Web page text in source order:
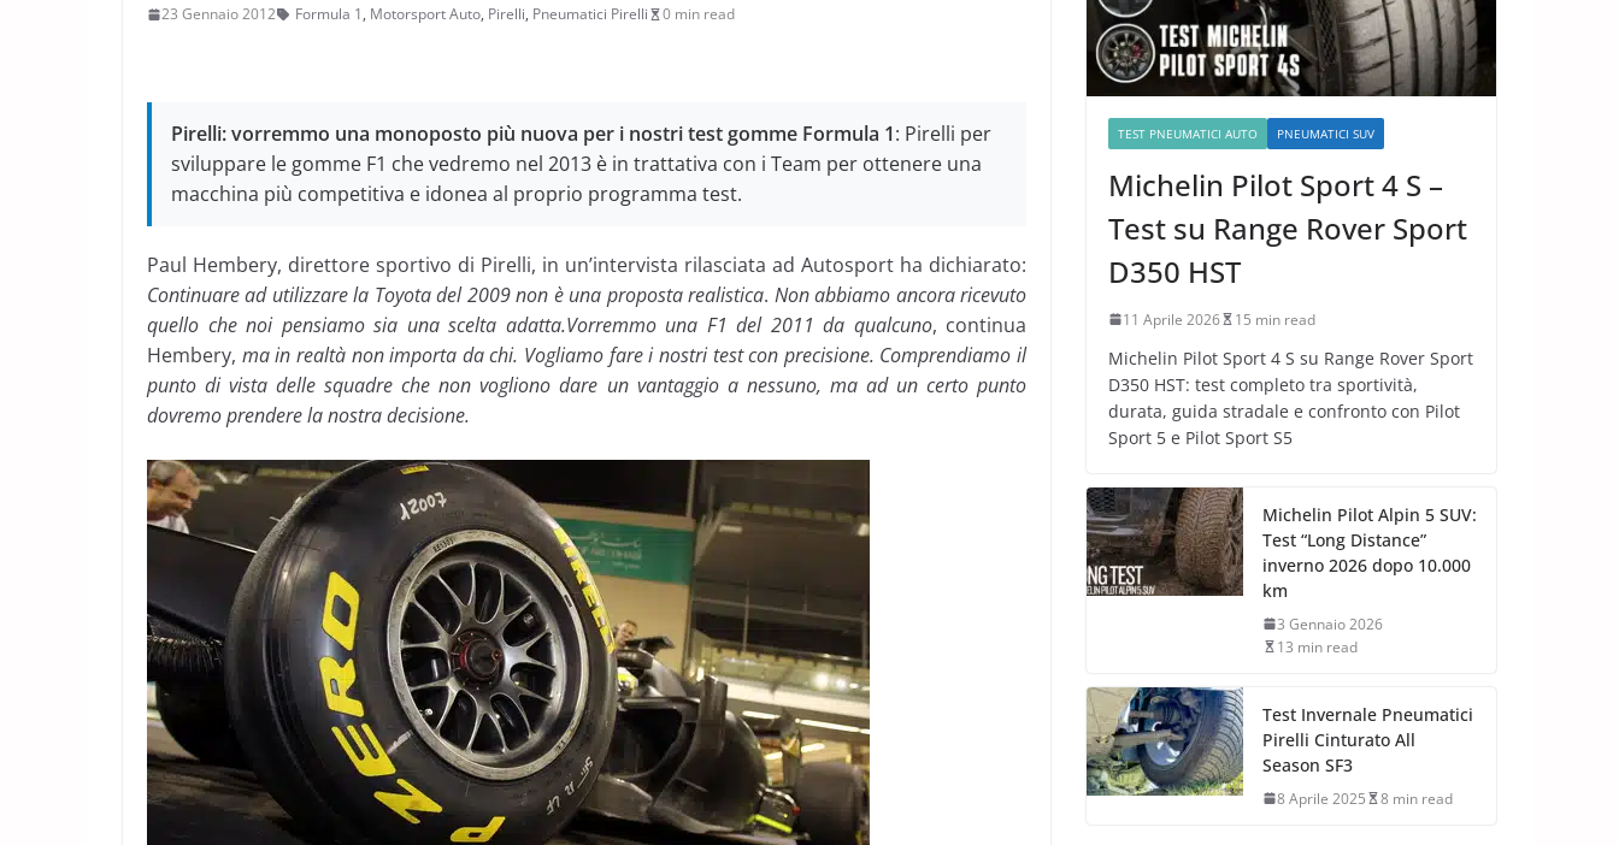
23 Gennaio 2012 Formula 1, Motorsport Auto, Pirelli, Pneumatici Pirelli 0 min read
Pirelli: vorremmo una monoposto più nuova per i nostri test gomme Formula 1: Pirelli per
sviluppare le gomme F1 che vedremo nel 2013 è in trattativa con i Team per ottenere una
macchina più competitiva e idonea al proprio programma test.
Paul Hembery, direttore sportivo di Pirelli, in un’intervista rilasciata ad Autosport ha dichiarato:
Continuare ad utilizzare la Toyota del 2009 non è una proposta realistica. Non abbiamo ancora ricevuto
quello che noi pensiamo sia una scelta adatta.Vorremmo una F1 del 2011 da qualcuno, continua
Hembery, ma in realtà non importa da chi. Vogliamo fare i nostri test con precisione. Comprendiamo il
punto di vista delle squadre che non vogliono dare un vantaggio a nessuno, ma ad un certo punto
dovremo prendere la nostra decisione.
TEST PNEUMATICI AUTO PNEUMATICI SUV
Michelin Pilot Sport 4 S –
Test su Range Rover Sport
D350 HST
11 Aprile 2026 15 min read
Michelin Pilot Sport 4 S su Range Rover Sport
D350 HST: test completo tra sportività,
durata, guida stradale e confronto con Pilot
Sport 5 e Pilot Sport S5
Michelin Pilot Alpin 5 SUV:
Test “Long Distance”
inverno 2026 dopo 10.000
km
3 Gennaio 2026
13 min read
Test Invernale Pneumatici
Pirelli Cinturato All
Season SF3
8 Aprile 2025 8 min read